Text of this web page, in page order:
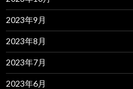
2023年9月
2023年8月
2023年7月
2023年6月